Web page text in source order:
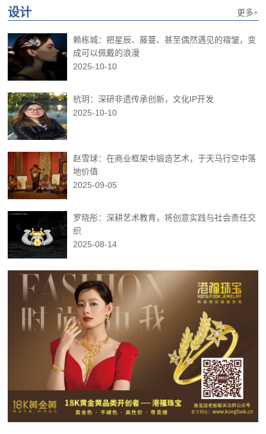
设计 更多+
赖栋城：把星辰、藤蔓、甚至偶然遇见的褶皱，变
成可以佩戴的浪漫
2025-10-10
杭玥：深研非遗传承创新，文化IP开发
2025-10-10
赵雪球：在商业框架中锻造艺术，于天马行空中落
地价值
2025-09-05
罗晓彤：深耕艺术教育，将创意实践与社会责任交
织
2025-08-14